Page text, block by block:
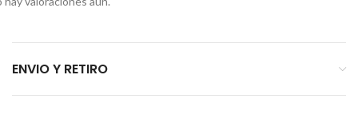
ENVIO Y RETIRO